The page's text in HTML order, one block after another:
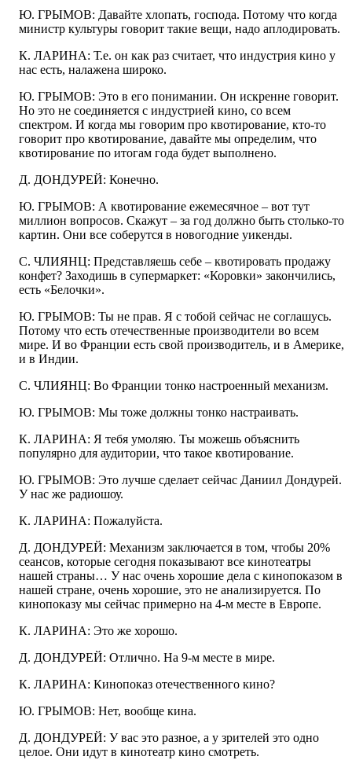
Ю. ГРЫМОВ: Давайте хлопать, господа. Потому что когда
министр культуры говорит такие вещи, надо аплодировать.
К. ЛАРИНА: Т.е. он как раз считает, что индустрия кино у
нас есть, налажена широко.
Ю. ГРЫМОВ: Это в его понимании. Он искренне говорит.
Но это не соединяется с индустрией кино, со всем
спектром. И когда мы говорим про квотирование, кто-то
говорит про квотирование, давайте мы определим, что
квотирование по итогам года будет выполнено.
Д. ДОНДУРЕЙ: Конечно.
Ю. ГРЫМОВ: А квотирование ежемесячное – вот тут
миллион вопросов. Скажут – за год должно быть столько-то
картин. Они все соберутся в новогодние уикенды.
С. ЧЛИЯНЦ: Представляешь себе – квотировать продажу
конфет? Заходишь в супермаркет: «Коровки» закончились,
есть «Белочки».
Ю. ГРЫМОВ: Ты не прав. Я с тобой сейчас не соглашусь.
Потому что есть отечественные производители во всем
мире. И во Франции есть свой производитель, и в Америке,
и в Индии.
С. ЧЛИЯНЦ: Во Франции тонко настроенный механизм.
Ю. ГРЫМОВ: Мы тоже должны тонко настраивать.
К. ЛАРИНА: Я тебя умоляю. Ты можешь объяснить
популярно для аудитории, что такое квотирование.
Ю. ГРЫМОВ: Это лучше сделает сейчас Даниил Дондурей.
У нас же радиошоу.
К. ЛАРИНА: Пожалуйста.
Д. ДОНДУРЕЙ: Механизм заключается в том, чтобы 20%
сеансов, которые сегодня показывают все кинотеатры
нашей страны… У нас очень хорошие дела с кинопоказом в
нашей стране, очень хорошие, это не анализируется. По
кинопоказу мы сейчас примерно на 4-м месте в Европе.
К. ЛАРИНА: Это же хорошо.
Д. ДОНДУРЕЙ: Отлично. На 9-м месте в мире.
К. ЛАРИНА: Кинопоказ отечественного кино?
Ю. ГРЫМОВ: Нет, вообще кина.
Д. ДОНДУРЕЙ: У вас это разное, а у зрителей это одно
целое. Они идут в кинотеатр кино смотреть.